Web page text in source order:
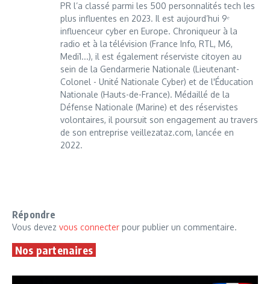
PR l’a classé parmi les 500 personnalités tech les
plus influentes en 2023. Il est aujourd’hui 9ᵉ
influenceur cyber en Europe. Chroniqueur à la
radio et à la télévision (France Info, RTL, M6,
Medi1...), il est également réserviste citoyen au
sein de la Gendarmerie Nationale (Lieutenant-
Colonel - Unité Nationale Cyber) et de l'Éducation
Nationale (Hauts-de-France). Médaillé de la
Défense Nationale (Marine) et des réservistes
volontaires, il poursuit son engagement au travers
de son entreprise veillezataz.com, lancée en
2022.
Répondre
Vous devez vous connecter pour publier un commentaire.
Nos partenaires